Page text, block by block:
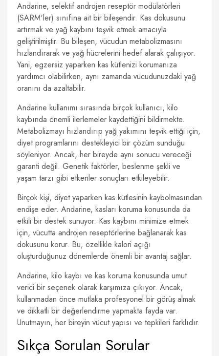
Andarine, selektif androjen reseptör modülatörleri
(SARM'ler) sınıfına ait bir bileşendir. Kas dokusunu
artırmak ve yağ kaybını teşvik etmek amacıyla
geliştirilmiştir. Bu bileşen, vücudun metabolizmasını
hızlandırarak ve yağ hücrelerini hedef alarak çalışıyor.
Yani, egzersiz yaparken kas kütlenizi korumanıza
yardımcı olabilirken, aynı zamanda vücudunuzdaki yağ
oranını da azaltabilir.
Andarine kullanımı sırasında birçok kullanıcı, kilo
kaybında önemli ilerlemeler kaydettiğini bildirmekte.
Metabolizmayı hızlandırıp yağ yakımını teşvik ettiği için,
diyet programlarını destekleyici bir çözüm sunduğu
söyleniyor. Ancak, her bireyde aynı sonucu vereceği
garanti değil. Genetik faktörler, beslenme şekli ve
yaşam tarzı gibi etkenler sonuçları etkileyebilir.
Birçok kişi, diyet yaparken kas kütlesinin kaybolmasından
endişe eder. Andarine, kasları koruma konusunda da
etkili bir destek sunuyor. Kas kaybını minimize etmek
için, vücutta androjen reseptörlerine bağlanarak kas
dokusunu korur. Bu, özellikle kalori açığı
oluşturduğunuz dönemlerde önemli bir avantaj sağlar.
Andarine, kilo kaybı ve kas koruma konusunda umut
verici bir seçenek olarak karşımıza çıkıyor. Ancak,
kullanmadan önce mutlaka profesyonel bir görüş almak
ve dikkatli bir değerlendirme yapmakta fayda var.
Unutmayın, her bireyin vücut yapısı ve tepkileri farklıdır.
Sıkça Sorulan Sorular